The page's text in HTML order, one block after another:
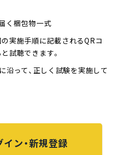
く梱包物一式
実施手順に記載されるQRコ
試聴できます。
って、正しく試験を実施して
ン・新規登録